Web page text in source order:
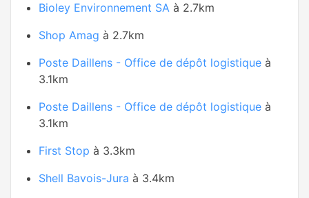
Bioley Environnement SA à 2.7km
Shop Amag à 2.7km
Poste Daillens - Office de dépôt logistique à
3.1km
Poste Daillens - Office de dépôt logistique à
3.1km
First Stop à 3.3km
Shell Bavois-Jura à 3.4km